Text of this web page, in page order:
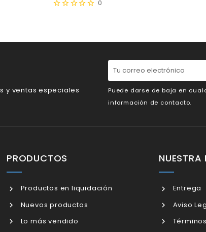
0
y ventas especiales
Puede darse de baja en
información de contacto.
PRODUCTOS
Productos en liquidación
Nuevos productos
Lo más vendido
NUESTRA
Entrega
Aviso